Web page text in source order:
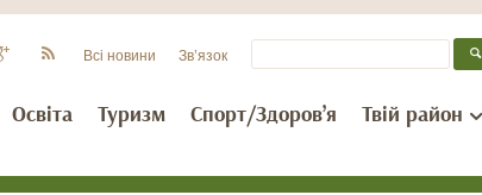
Освіта Туризм Спорт/Здоров’я Твій район
Всі новини Зв’язок